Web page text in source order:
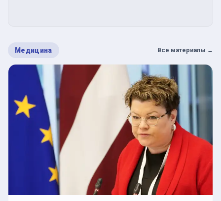
Медицина Все материалы →